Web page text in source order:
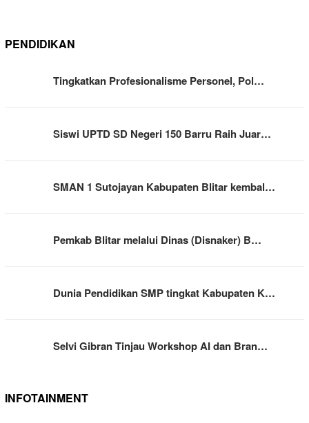
PENDIDIKAN
Tingkatkan Profesionalisme Personel, Pol…
Siswi UPTD SD Negeri 150 Barru Raih Juar…
SMAN 1 Sutojayan Kabupaten Blitar kembal…
Pemkab Blitar melalui Dinas (Disnaker) B…
Dunia Pendidikan SMP tingkat Kabupaten K…
Selvi Gibran Tinjau Workshop AI dan Bran…
INFOTAINMENT